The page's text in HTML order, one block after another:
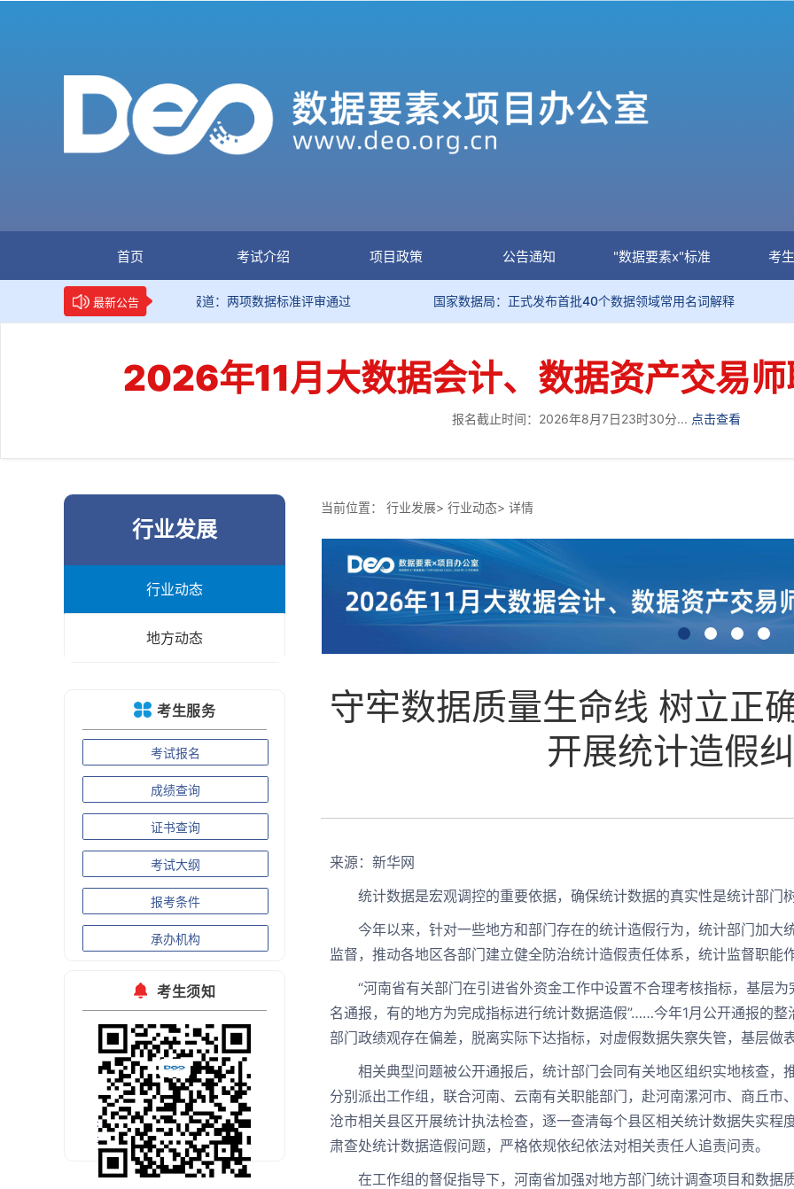
首页 考试介绍 项目政策 公告通知 "数据要素x"标准 考
最新公告
新华网权威报道：两项数据标准评审通过 国家数据局：正式发布首批40个数据领域常用名词解释
2026年11月大数据会计、数据资产交易
报名截止时间：2026年8月7日23时30分... 点击查看
行业发展
行业动态
地方动态
考生服务
考试报名
成绩查询
证书查询
考试大纲
报考条件
承办机构
考生须知
扫码关注官方微信
预约考试公开课
当前位置： 行业发展> 行业动态> 详情
守牢数据质量生命线 树立
开展统计造假
来源：新华网
统计数据是宏观调控的重要依据，确保统计数据的真实性是统计部门
今年以来，针对一些地方和部门存在的统计造假行为，统计部门加大
监督，推动各地区各部门建立健全防治统计造假责任体系，统计监督职能
“河南省有关部门在引进省外资金工作中设置不合理考核指标，基层为
名通报，有的地方为完成指标进行统计数据造假”……今年1月公开通报的
部门政绩观存在偏差，脱离实际下达指标，对虚假数据失察失管，基层做
相关典型问题被公开通报后，统计部门会同有关地区组织实地核查，
分别派出工作组，联合河南、云南有关职能部门，赴河南漯河市、商丘
沧市相关县区开展统计执法检查，逐一查清每个县区相关统计数据失实
肃查处统计数据造假问题，严格依规依纪依法对相关责任人追责问责。
在工作组的督促指导下，河南省加强对地方部门统计调查项目和数据